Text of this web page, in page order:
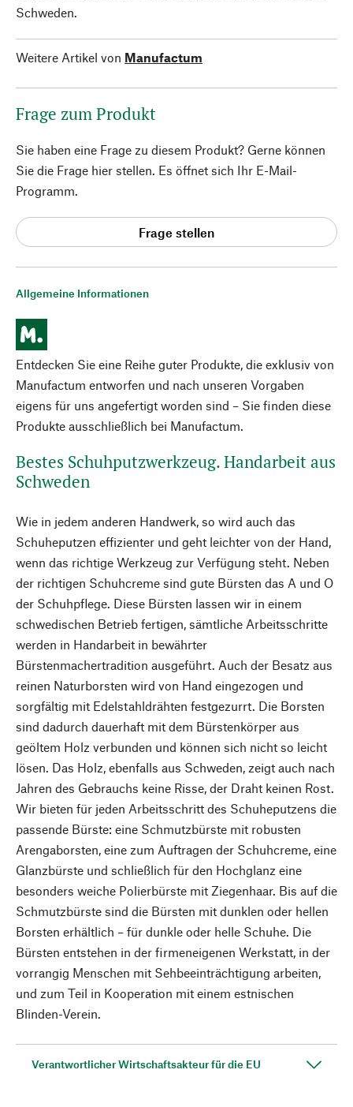
Allgemeine Informationen
Entdecken Sie eine Reihe guter Produkte, die exklusiv von
Manufactum entworfen und nach unseren Vorgaben
eigens für uns angefertigt worden sind – Sie finden diese
Produkte ausschließlich bei Manufactum.
Bestes Schuhputzwerkzeug. Handarbeit aus
Schweden
Wie in jedem anderen Handwerk, so wird auch das
Schuheputzen effizienter und geht leichter von der Hand,
wenn das richtige Werkzeug zur Verfügung steht. Neben
der richtigen Schuhcreme sind gute Bürsten das A und O
der Schuhpflege. Diese Bürsten lassen wir in einem
schwedischen Betrieb fertigen, sämtliche Arbeitsschritte
werden in Handarbeit in bewährter
Bürstenmachertradition ausgeführt. Auch der Besatz aus
reinen Naturborsten wird von Hand eingezogen und
sorgfältig mit Edelstahldrähten festgezurrt. Die Borsten
sind dadurch dauerhaft mit dem Bürstenkörper aus
geöltem Holz verbunden und können sich nicht so leicht
lösen. Das Holz, ebenfalls aus Schweden, zeigt auch nach
Jahren des Gebrauchs keine Risse, der Draht keinen Rost.
Wir bieten für jeden Arbeitsschritt des Schuheputzens die
passende Bürste: eine Schmutzbürste mit robusten
Arengaborsten, eine zum Auftragen der Schuhcreme, eine
Glanzbürste und schließlich für den Hochglanz eine
besonders weiche Polierbürste mit Ziegenhaar. Bis auf die
Schmutzbürste sind die Bürsten mit dunklen oder hellen
Borsten erhältlich – für dunkle oder helle Schuhe. Die
Bürsten entstehen in der firmeneigenen Werkstatt, in der
vorrangig Menschen mit Sehbeeinträchtigung arbeiten,
und zum Teil in Kooperation mit einem estnischen
Blinden-Verein.
Verantwortlicher Wirtschaftsakteur für die EU
Schweden.
Weitere Artikel von Manufactum
Frage zum Produkt
Sie haben eine Frage zu diesem Produkt? Gerne können
Sie die Frage hier stellen. Es öffnet sich Ihr E-Mail-
Programm.
Frage stellen